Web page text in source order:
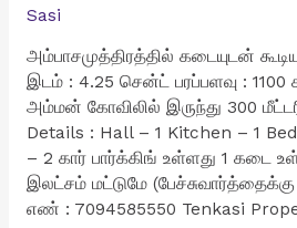
Sasi
அம்பாசமுத்திரத்தில் கடையுடன்
இடம் : 4.25 சென்ட் பரப்பளவு : 1100
அம்மன் கோவிலில் இருந்து 300
Details : Hall – 1 Kitchen – 1
– 2 கார் பார்க்கிங் உள்ளது 1 கடை
இலட்சம் மட்டுமே (பேச்சுவார்த்தைக்கு
எண் : 7094585550 Tenkasi